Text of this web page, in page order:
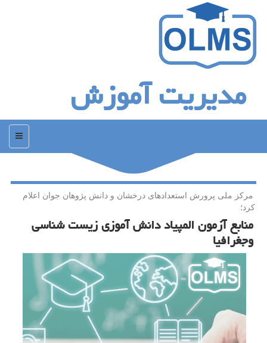
مدیریت آموزش
منو
مركز ملی پرورش استعدادهای درخشان و دانش پژوهان جوان اعلام
كرد؛
منابع آزمون المپیاد دانش آموزی زیست شناسی
وجغرافیا